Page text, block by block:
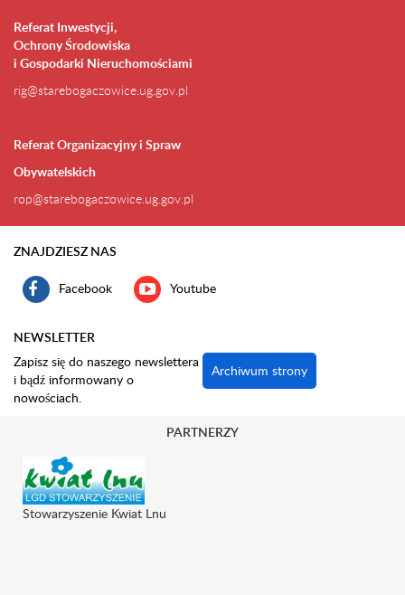
Referat Inwestycji,
Ochrony Środowiska
i Gospodarki Nieruchomościami
rig@starebogaczowice.ug.gov.pl
Referat Organizacyjny i Spraw
Obywatelskich
rop@starebogaczowice.ug.gov.pl
ZNAJDZIESZ NAS
Facebook Youtube
NEWSLETTER
Zapisz się do naszego newslettera
i bądź informowany o
nowościach.
Archiwum strony
PARTNERZY
Stowarzyszenie Kwiat Lnu